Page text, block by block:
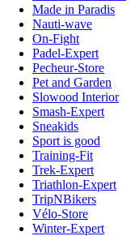
Made in Paradis
Nauti-wave
On-Fight
Padel-Expert
Pecheur-Store
Pet and Garden
Slowood Interior
Smash-Expert
Sneakids
Sport is good
Training-Fit
Trek-Expert
Triathlon-Expert
TripNBikers
Vélo-Store
Winter-Expert